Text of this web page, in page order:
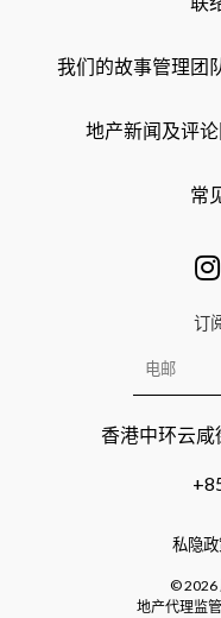
我们的故事管理团
地产新闻及评论
常
订
香港中环云
私隐
©2026
地产代理监